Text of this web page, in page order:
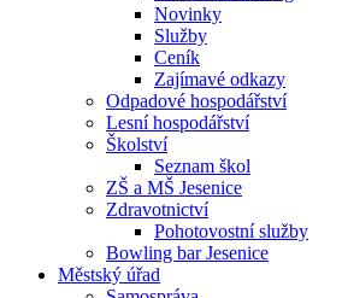
Novinky
Služby
Ceník
Zajímavé odkazy
Odpadové hospodářství
Lesní hospodářství
Školství
Seznam škol
ZŠ a MŠ Jesenice
Zdravotnictví
Pohotovostní služby
Bowling bar Jesenice
Městský úřad